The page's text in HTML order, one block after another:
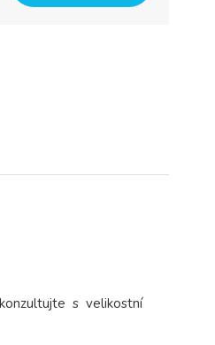
s velikostní